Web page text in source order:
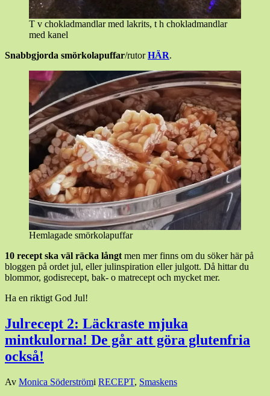
T v chokladmandlar med lakrits, t h chokladmandlar
med kanel
Snabbgjorda smörkolapuffar/rutorHÄR.
Hemlagade smörkolapuffar
10 recept ska väl räcka långt men mer finns om du söker här på
bloggen på ordet jul, eller julinspiration eller julgott. Då hittar du
blommor, godisrecept, bak- o matrecept och mycket mer.
Ha en riktigt God Jul!
Julrecept 2: Läckraste mjuka
mintkulorna! De går att göra glutenfria
också!
Den
Av Monica Söderströmi RECEPT, Smaskens